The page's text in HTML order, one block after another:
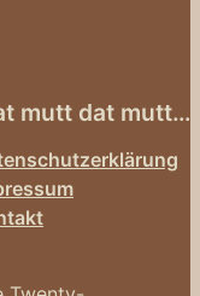
mutt dat mutt…